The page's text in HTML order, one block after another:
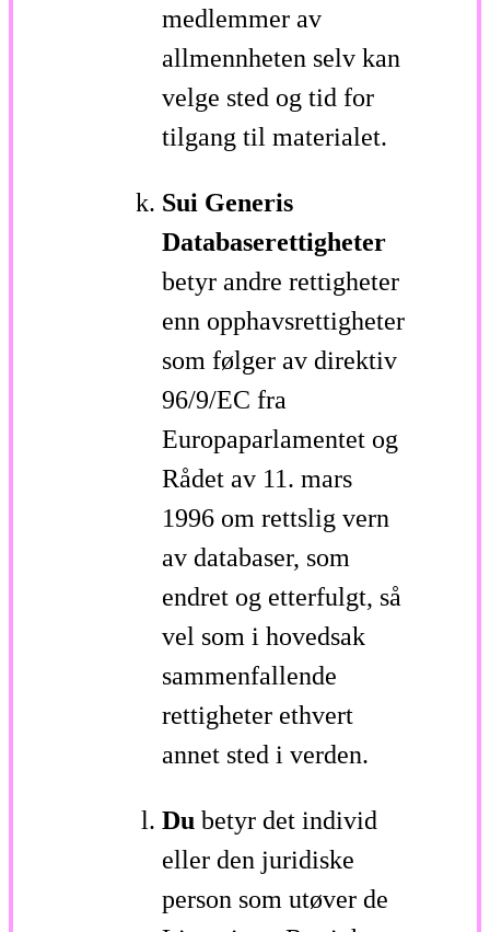
medlemmer av
allmennheten selv kan
velge sted og tid for
tilgang til materialet.
Sui Generis
Databaserettigheter
betyr andre rettigheter
enn opphavsrettigheter
som følger av direktiv
96/9/EC fra
Europaparlamentet og
Rådet av 11. mars
1996 om rettslig vern
av databaser, som
endret og etterfulgt, så
vel som i hovedsak
sammenfallende
rettigheter ethvert
annet sted i verden.
Du betyr det individ
eller den juridiske
person som utøver de